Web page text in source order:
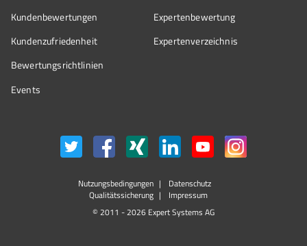
Kundenbewertungen
Kundenzufriedenheit
Bewertungs­richtlinien
Events
Expertenbewertung
Expertenverzeichnis
Nutzungsbedingungen
Datenschutz
Qualitätssicherung
Impressum
© 2011 - 2026 Expert Systems AG